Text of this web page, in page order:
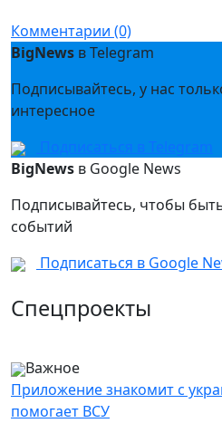
Комментарии (0)
BigNews в Telegram
Подписывайтесь, у нас
интересное
Подписаться в Telegram
BigNews в Google News
Подписывайтесь, чтобы
событий
Подписаться в Google
Спецпроекты
Важное
Приложение знакомит с
помогает ВСУ